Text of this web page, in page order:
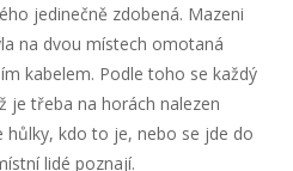
jedinečně zdobená. Mazeni
na dvou místech omotaná
kabelem. Podle toho se každý
je třeba na horách nalezen
hůlky, kdo to je, nebo se jde do
lidé poznají.